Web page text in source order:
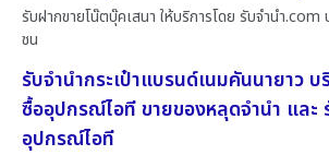
รับฝากขายโน๊ตบุ๊คเสนา ให้บริการโดย รับจํานํา.com
ชน
รับจำนำกระเป๋าแบรนด์เนมคันนายาว บ
ซื้ออุปกรณ์ไอที ขายของหลุดจำนำ และ
อุปกรณ์ไอที